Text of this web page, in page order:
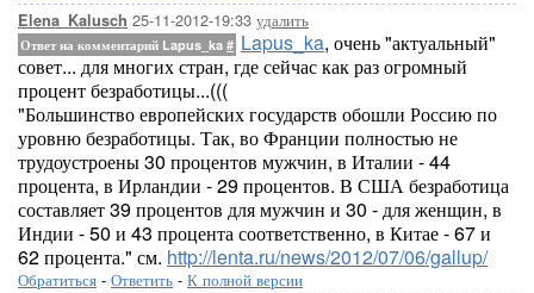
Elena_Kalusch 25-11-2012-19:33 удалить
Ответ на комментарий Lapus_ka # Lapus_ka, очень "актуальный"
совет... для многих стран, где сейчас как раз огромный
процент безработицы...(((
"Большинство европейских государств обошли Россию по
уровню безработицы. Так, во Франции полностью не
трудоустроены 30 процентов мужчин, в Италии - 44
процента, в Ирландии - 29 процентов. В США безработица
составляет 39 процентов для мужчин и 30 - для женщин, в
Индии - 50 и 43 процента соответственно, в Китае - 67 и
62 процента." см. http://lenta.ru/news/2012/07/06/gallup/
Обратиться - Ответить - К полной версии